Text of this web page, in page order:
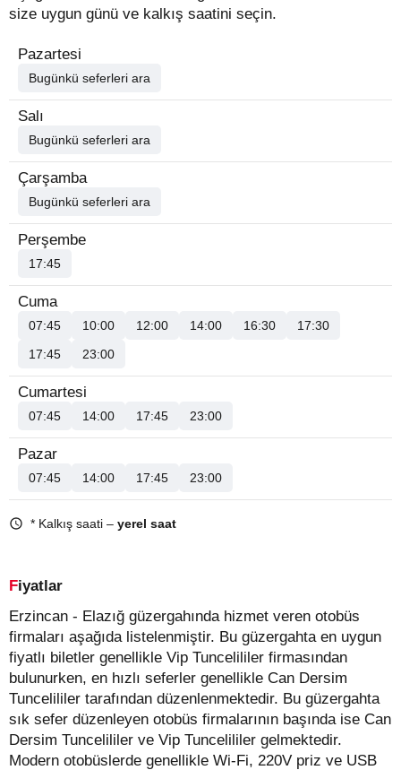
size uygun günü ve kalkış saatini seçin.
Pazartesi
Bugünkü seferleri ara
Salı
Bugünkü seferleri ara
Çarşamba
Bugünkü seferleri ara
Perşembe
17:45
Cuma
07:45 10:00 12:00 14:00 16:30
17:30
17:45
23:00
Cumartesi
07:45 14:00 17:45 23:00
Pazar
07:45 14:00 17:45 23:00
* Kalkış saati – yerel saat
Fiyatlar
Erzincan - Elazığ güzergahında hizmet veren otobüs
firmaları aşağıda listelenmiştir. Bu güzergahta en uygun
fiyatlı biletler genellikle Vip Tuncelililer firmasından
bulunurken, en hızlı seferler genellikle Can Dersim
Tuncelililer tarafından düzenlenmektedir. Bu güzergahta
sık sefer düzenleyen otobüs firmalarının başında ise Can
Dersim Tuncelililer ve Vip Tuncelililer gelmektedir.
Modern otobüslerde genellikle Wi-Fi, 220V priz ve USB